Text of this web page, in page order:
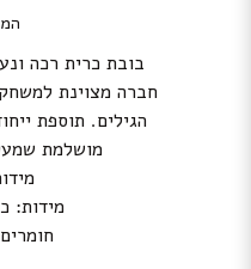
בובת כרית רכה
חברה מצוינת
הגילים. תוספת
מושלמת
מידות: כ-70/25